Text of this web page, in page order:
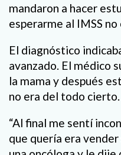
mandaron a hacer
esperarme al IMSS no
El diagnóstico
avanzado. El médico
la mama y después
no era del todo cierto.
“Al final me sentí
que quería era